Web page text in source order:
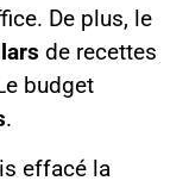
De plus, le
de recettes
budget
.
effacé la